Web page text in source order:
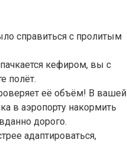
справиться с пролитым
кефиром, вы с
полёт.
её объём! В вашей
в аэропорту накормить
дорого.
адаптироваться,